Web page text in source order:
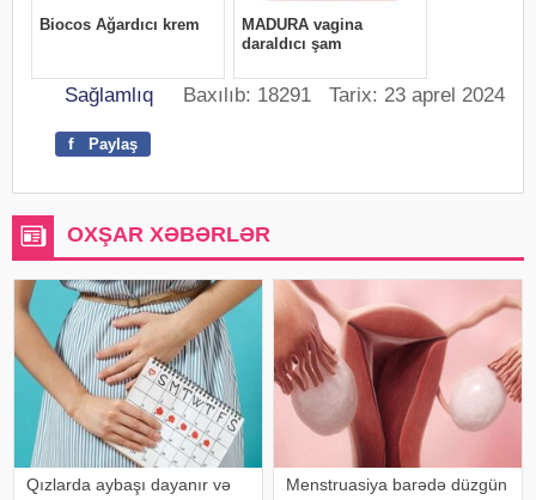
Sağlamlıq Baxılıb: 18291 Tarix: 23 aprel 2024
f Paylaş
OXŞAR XƏBƏRLƏR
Qızlarda aybaşı dayanır və
Menstruasiya barədə düzgün